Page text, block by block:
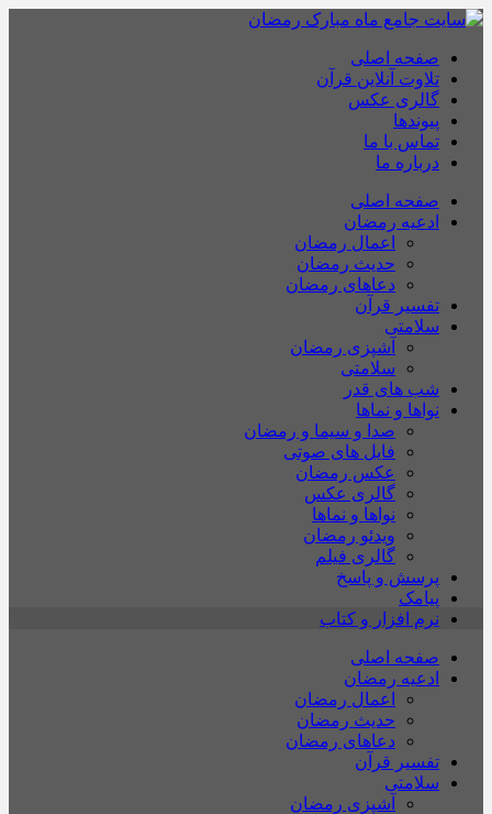
صفحه اصلی
تلاوت آنلاین قرآن
گالری عکس
پیوندها
تماس با ما
درباره ما
صفحه اصلی
ادعیه رمضان
اعمال رمضان
حدیث رمضان
دعاهای رمضان
تفسیر قرآن
سلامتی
آشپزی رمضان
سلامتی
شب های قدر
نواها و نماها
صدا و سیما و رمضان
فایل های صوتی
عکس رمضان
گالری عکس
نواها و نماها
ویدئو رمضان
گالری فیلم
پرسش و پاسخ
پیامک
نرم افزار و کتاب
صفحه اصلی
ادعیه رمضان
اعمال رمضان
حدیث رمضان
دعاهای رمضان
تفسیر قرآن
سلامتی
آشپزی رمضان